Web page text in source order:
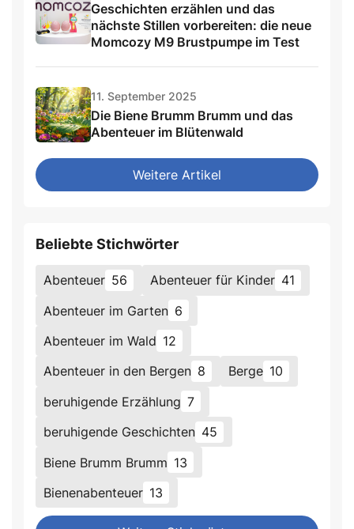
Geschichten erzählen und das
nächste Stillen vorbereiten: die neue
Momcozy M9 Brustpumpe im Test
11. September 2025
Die Biene Brumm Brumm und das
Abenteuer im Blütenwald
Weitere Artikel
Beliebte Stichwörter
Abenteuer 56 Abenteuer für Kinder 41
Abenteuer im Garten 6
Abenteuer im Wald 12
Abenteuer in den Bergen 8 Berge 10
beruhigende Erzählung 7
beruhigende Geschichten 45
Biene Brumm Brumm 13
Bienenabenteuer 13